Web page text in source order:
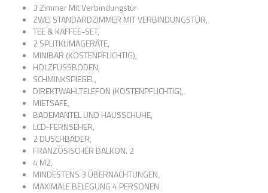
3 Zimmer Mit Verbindungstür
ZWEI STANDARDZIMMER MIT VERBINDUNGSTÜR,
TEE & KAFFEE-SET,
2 SPLITKLIMAGERÄTE,
MINIBAR (KOSTENPFLICHTIG),
HOLZFUSSBODEN,
SCHMINKSPIEGEL,
DIREKTWAHLTELEFON (KOSTENPFLICHTIG),
MIETSAFE,
BADEMANTEL UND HAUSSCHUHE,
LCD-FERNSEHER,
2 DUSCHBÄDER,
FRANZÖSISCHER BALKON. 2
4 M2,
MINDESTENS 3 ÜBERNACHTUNGEN,
MAXIMALE BELEGUNG 4 PERSONEN